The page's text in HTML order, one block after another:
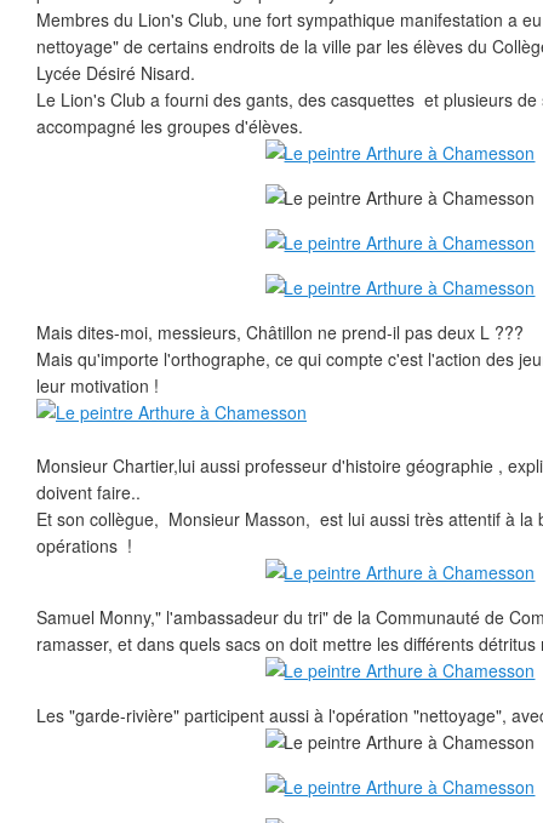
Membres du Lion's Club, une fort sympathique manifestation a
nettoyage" de certains endroits de la ville par les élèves du
Lycée Désiré Nisard.
Le Lion's Club a fourni des gants, des casquettes et plusieurs
accompagné les groupes d'élèves.
Mais dites-moi, messieurs, Châtillon ne prend-il pas deux L ???
Mais qu'importe l'orthographe, ce qui compte c'est l'action des
leur motivation !
Monsieur Chartier,lui aussi professeur d'histoire géographie ,
doivent faire..
Et son collègue, Monsieur Masson, est lui aussi très attentif à la
opérations !
Samuel Monny," l'ambassadeur du tri" de la Communauté de
ramasser, et dans quels sacs on doit mettre les différents détritus
Les "garde-rivière" participent aussi à l'opération "nettoyage",